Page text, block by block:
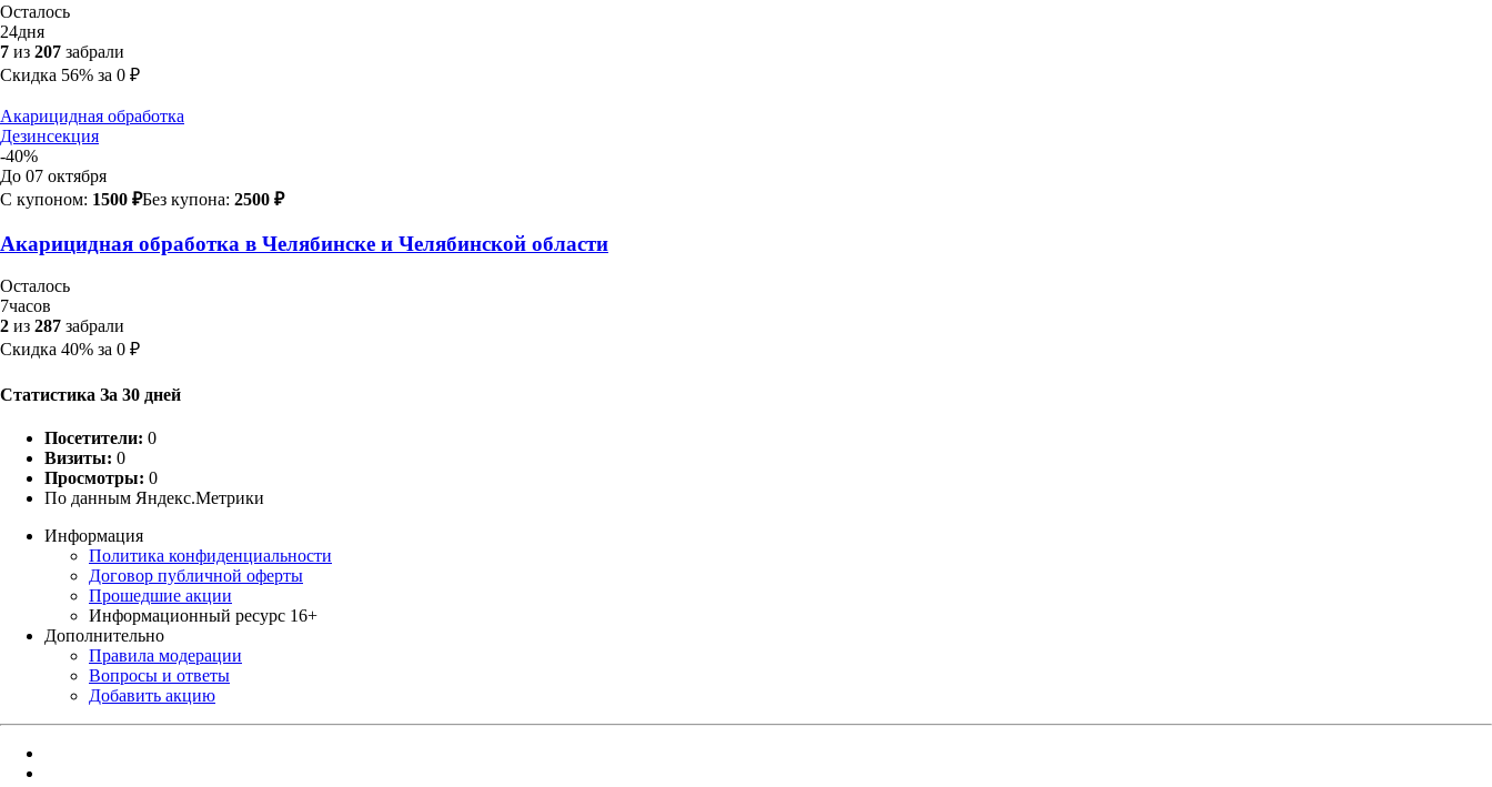
Осталось
24дня
7 из 207 забрали
Скидка 56% за 0 ₽
Акарицидная обработка
Дезинсекция
-40%
До 07 октября
С купоном: 1500 ₽Без купона: 2500 ₽
Акарицидная обработка в Челябинске и Челябинской области
Осталось
7часов
2 из 287 забрали
Скидка 40% за 0 ₽
Статистика За 30 дней
Посетители: 0
Визиты: 0
Просмотры: 0
По данным Яндекс.Метрики
Информация
Политика конфиденциальности
Договор публичной оферты
Прошедшие акции
Информационный ресурс 16+
Дополнительно
Правила модерации
Вопросы и ответы
Добавить акцию